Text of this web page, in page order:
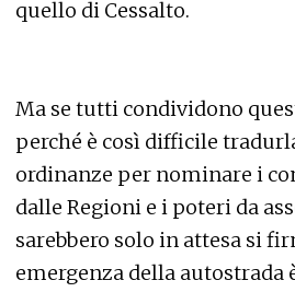
quello di Cessalto.
Ma se tutti condividono
perché è così difficile
ordinanze per nominare i
dalle Regioni e i poteri da
sarebbero solo in attesa si
emergenza della autostrada